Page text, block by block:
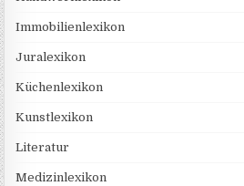
Immobilienlexikon
Juralexikon
Küchenlexikon
Kunstlexikon
Literatur
Medizinlexikon